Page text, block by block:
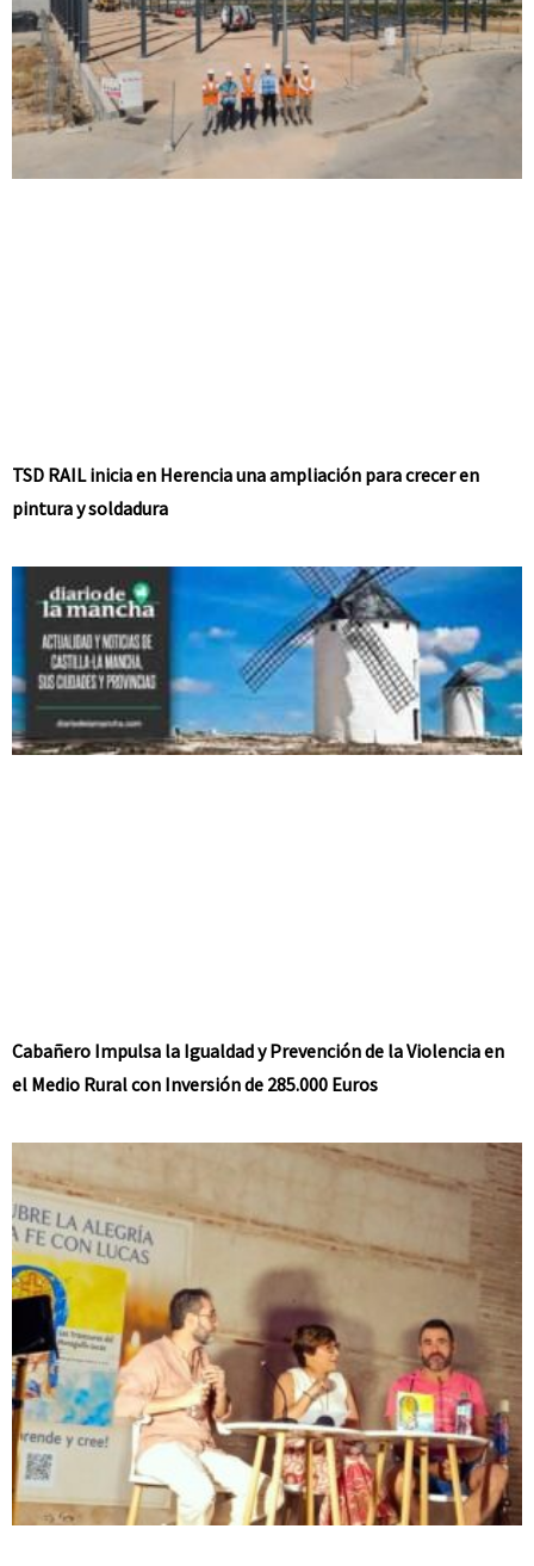
TSD RAIL inicia en Herencia una ampliación para crecer en
pintura y soldadura
Cabañero Impulsa la Igualdad y Prevención de la Violencia en
el Medio Rural con Inversión de 285.000 Euros